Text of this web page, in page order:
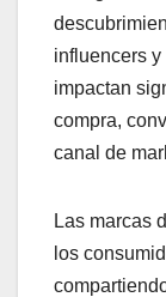
influencers
impactan
compra,
canal de
Las marcas
los